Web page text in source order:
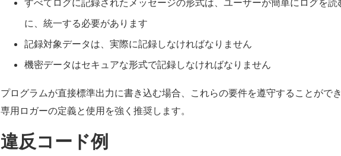
すべてログに記録されたメッセージの形式は、ユーザーが簡単にログを読
に、統一する必要があります
記録対象データは、実際に記録しなければなりません
機密データはセキュアな形式で記録しなければなりません
プログラムが直接標準出力に書き込む場合、これらの要件を遵守することがで
専用ロガーの定義と使用を強く推奨します。
違反コード例